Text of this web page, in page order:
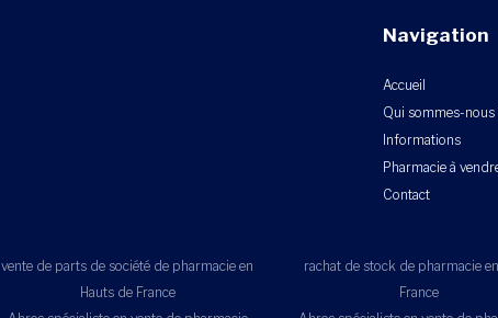
Navigation
Accueil
Qui sommes-nous
Informations
Pharmacie à
Contact
vente de parts de société de pharmacie en
Hauts de France
rachat de stock de pharmacie
France